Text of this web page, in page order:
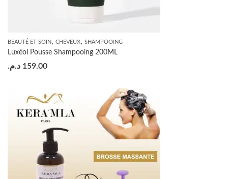
BEAUTÉ ET SOIN, CHEVEUX, SHAMPOOING
Luxéol Pousse Shampooing 200ML
159.00 د.م.